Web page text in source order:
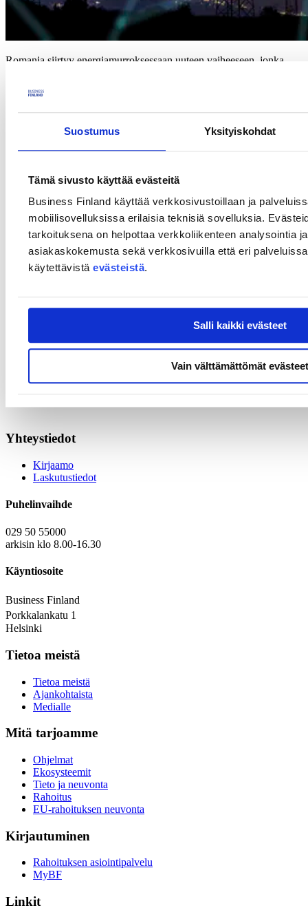
Suostumus Yksityiskohdat
Tämä sivusto käyttää evästeitä
Business Finland käyttää verkkosivustoillaan ja
mobiilisovelluksissa erilaisia teknisiä sovelluksia.
tarkoituksena on helpottaa verkkoliikenteen analysointia
asiakaskokemusta sekä verkkosivuilla että eri
käytettävistä evästeistä.
Salli kaikki evästeet
Vain välttämättömät evästeet
Romania siirtyy energiamurroksessaan uuteen vaiheeseen, jonka
markkinamahdollisuuksista suomalaisille yrityksille. Keskeisiä
Saat myös tietoa tapahtumasta "A Bridge Across Europe – Sharing
lokakuuta 2025 Bukarestissa. Tapahtuma toimii
verkostoitumisalustana, jossa pohjoismainen innovaatio kohtaa
romanialaisen kunnianhimon.
Kohderyhmä
Romanian energiamarkkinoihin perehtyminen.
Tervetuliaissanat – Flexible Energy Systems -ohjelma
Esitys Romanian energiamarkkinoista – Horváth Romania
Yhteystiedot
Kirjaamo
Laskutustiedot
Puhelinvaihde
029 50 55000
arkisin klo 8.00-16.30
Käyntiosoite
Business Finland
Porkkalankatu 1
Helsinki
Tietoa meistä
Tietoa meistä
Ajankohtaista
Medialle
Mitä tarjoamme
Ohjelmat
Ekosysteemit
Tieto ja neuvonta
Rahoitus
EU-rahoituksen neuvonta
Kirjautuminen
Rahoituksen asiointipalvelu
MyBF
Linkit